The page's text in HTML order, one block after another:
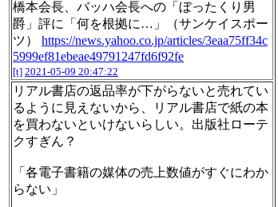
橋本会長、バッハ会長への「ぼったくり男
爵」評に「何を根拠に…」（サンケイスポー
ツ） https://news.yahoo.co.jp/articles/3eaa75ff34c
5999ef81ebeae49791247fd6f92fe
[t] 2021-05-09 20:47:22
リアル書店の返品率が下がらないと売れてい
るように見えないから、リアル書店で紙の本
を買わないといけないらしい。出版社ローテ
クすぎん？
「各電子書籍の媒体の売上数値がすぐにわか
らない」